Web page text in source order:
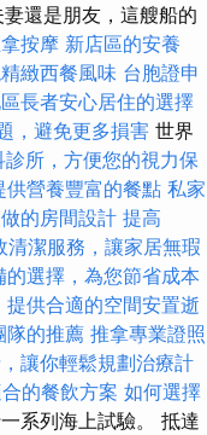
還是朋友，這艘船的
按摩 新店區的安養
緻西餐風味 台胞證申
長者安心居住的選擇
，避免更多損害 世界
診所，方便您的視力保
供營養豐富的餐點 私家
的房間設計 提高
清潔服務，讓家居無瑕
選擇，為您節省成本
提供合適的空間安置逝
隊的推薦 推拿專業證照
讓你輕鬆規劃治療計
的餐飲方案 如何選擇
系列海上試驗。 抵達